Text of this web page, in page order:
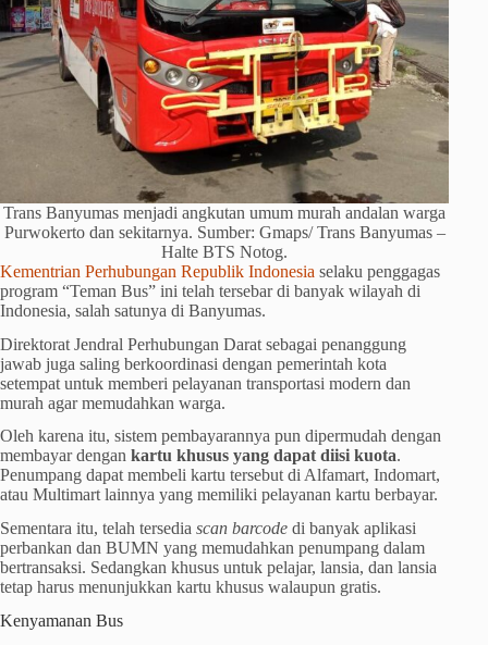
Trans Banyumas menjadi angkutan umum murah andalan warga
Purwokerto dan sekitarnya. Sumber: Gmaps/ Trans Banyumas –
Halte BTS Notog.
Kementrian Perhubungan Republik Indonesia selaku penggagas
program “Teman Bus” ini telah tersebar di banyak wilayah di
Indonesia, salah satunya di Banyumas.
Direktorat Jendral Perhubungan Darat sebagai penanggung
jawab juga saling berkoordinasi dengan pemerintah kota
setempat untuk memberi pelayanan transportasi modern dan
murah agar memudahkan warga.
Oleh karena itu, sistem pembayarannya pun dipermudah dengan
membayar dengan kartu khusus yang dapat diisi kuota.
Penumpang dapat membeli kartu tersebut di Alfamart, Indomart,
atau Multimart lainnya yang memiliki pelayanan kartu berbayar.
Sementara itu, telah tersedia scan barcode di banyak aplikasi
perbankan dan BUMN yang memudahkan penumpang dalam
bertransaksi. Sedangkan khusus untuk pelajar, lansia, dan lansia
tetap harus menunjukkan kartu khusus walaupun gratis.
Kenyamanan Bus